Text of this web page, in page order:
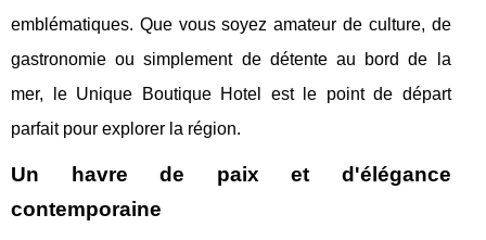
emblématiques. Que vous soyez amateur de culture, de
gastronomie ou simplement de détente au bord de la
mer, le Unique Boutique Hotel est le point de départ
parfait pour explorer la région.
Un havre de paix et d'élégance
contemporaine